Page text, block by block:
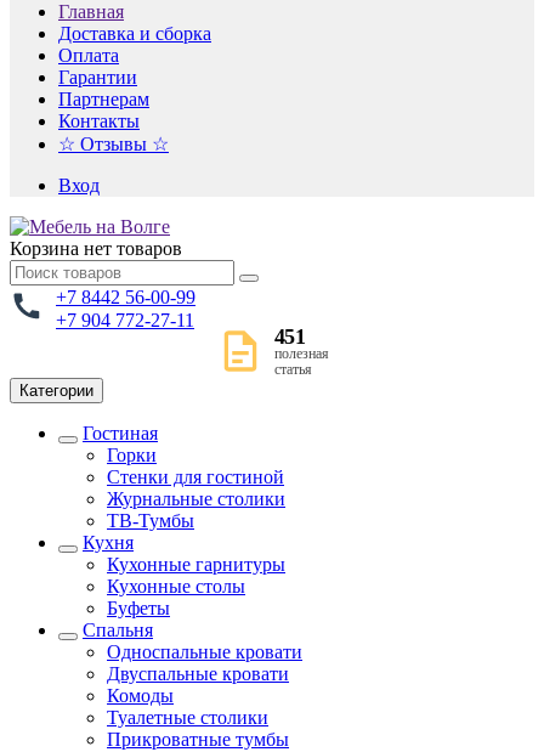
Главная
Доставка и сборка
Оплата
Гарантии
Партнерам
Контакты
☆ Отзывы ☆
Вход
Корзина нет товаров
+7 8442 56-00-99
+7 904 772-27-11
451
полезная
статья
Категории
Гостиная
Горки
Стенки для гостиной
Журнальные столики
TВ-Тумбы
Кухня
Кухонные гарнитуры
Кухонные столы
Буфеты
Спальня
Односпальные кровати
Двуспальные кровати
Комоды
Туалетные столики
Прикроватные тумбы